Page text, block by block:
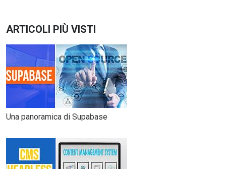
ARTICOLI PIÙ VISTI
Una panoramica di Supabase